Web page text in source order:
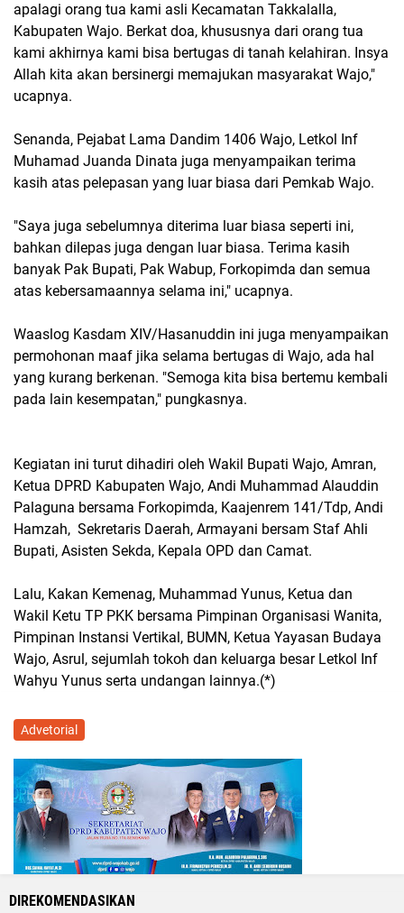
apalagi orang tua kami asli Kecamatan Takkalalla,
Kabupaten Wajo. Berkat doa, khususnya dari orang tua
kami akhirnya kami bisa bertugas di tanah kelahiran. Insya
Allah kita akan bersinergi memajukan masyarakat Wajo,"
ucapnya.
Senanda, Pejabat Lama Dandim 1406 Wajo, Letkol Inf
Muhamad Juanda Dinata juga menyampaikan terima
kasih atas pelepasan yang luar biasa dari Pemkab Wajo.
"Saya juga sebelumnya diterima luar biasa seperti ini,
bahkan dilepas juga dengan luar biasa. Terima kasih
banyak Pak Bupati, Pak Wabup, Forkopimda dan semua
atas kebersamaannya selama ini," ucapnya.
Waaslog Kasdam XIV/Hasanuddin ini juga menyampaikan
permohonan maaf jika selama bertugas di Wajo, ada hal
yang kurang berkenan. "Semoga kita bisa bertemu kembali
pada lain kesempatan," pungkasnya.
Kegiatan ini turut dihadiri oleh Wakil Bupati Wajo, Amran,
Ketua DPRD Kabupaten Wajo, Andi Muhammad Alauddin
Palaguna bersama Forkopimda, Kaajenrem 141/Tdp, Andi
Hamzah, Sekretaris Daerah, Armayani bersam Staf Ahli
Bupati, Asisten Sekda, Kepala OPD dan Camat.
Lalu, Kakan Kemenag, Muhammad Yunus, Ketua dan
Wakil Ketu TP PKK bersama Pimpinan Organisasi Wanita,
Pimpinan Instansi Vertikal, BUMN, Ketua Yayasan Budaya
Wajo, Asrul, sejumlah tokoh dan keluarga besar Letkol Inf
Wahyu Yunus serta undangan lainnya.(*)
Advetorial
DIREKOMENDASIKAN